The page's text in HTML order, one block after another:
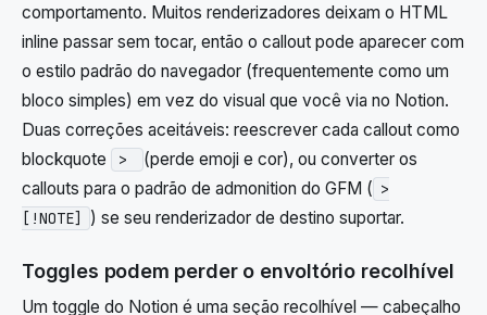
comportamento. Muitos renderizadores deixam o HTML
inline passar sem tocar, então o callout pode aparecer com
o estilo padrão do navegador (frequentemente como um
bloco simples) em vez do visual que você via no Notion.
Duas correções aceitáveis: reescrever cada callout como
blockquote
>
(perde emoji e cor), ou converter os
callouts para o padrão de admonition do GFM ( >
[!NOTE]
) se seu renderizador de destino suportar.
Toggles podem perder o envoltório recolhível
Um toggle do Notion é uma seção recolhível — cabeçalho